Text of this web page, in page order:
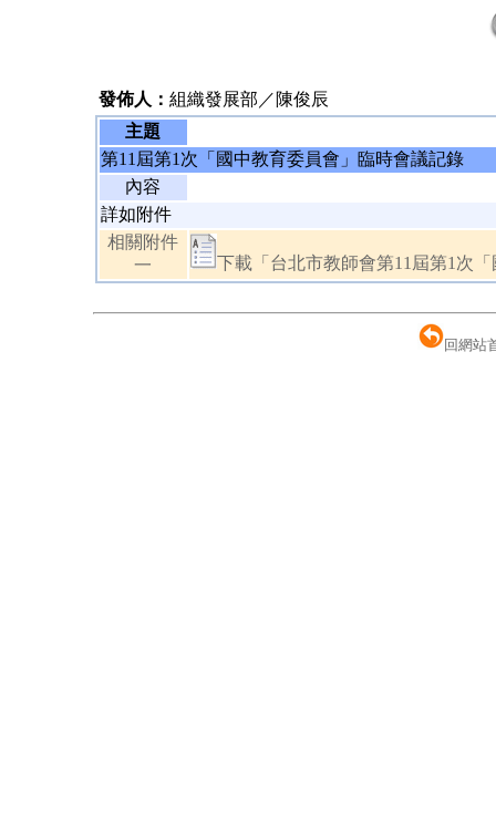
發佈人： 組織發展部／陳俊辰
主題
第11屆第1次「國中教育委員會」臨時會議記錄
內容
詳如附件
相關附件
一
下載「台北市教師會第11屆第1次
回網站